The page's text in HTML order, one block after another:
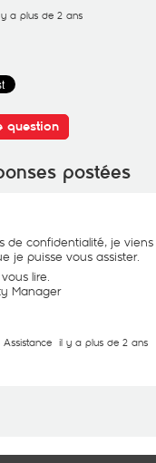
a plus de 2 ans
question
postées
de confidentialité, je
je puisse vous assister.
lire.
Manager
il y a plus de 2 ans